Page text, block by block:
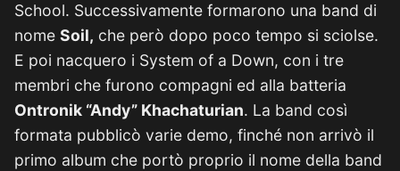
School. Successivamente formarono una band di
nome Soil, che però dopo poco tempo si sciolse.
E poi nacquero i System of a Down, con i tre
membri che furono compagni ed alla batteria
Ontronik “Andy” Khachaturian. La band così
formata pubblicò varie demo, finché non arrivò il
primo album che portò proprio il nome della band